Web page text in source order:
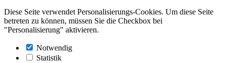
Diese Seite verwendet Personalisierungs-Cookies. Um diese Seite
betreten zu können, müssen Sie die Checkbox bei
"Personalisierung" aktivieren.
Notwendig
Statistik